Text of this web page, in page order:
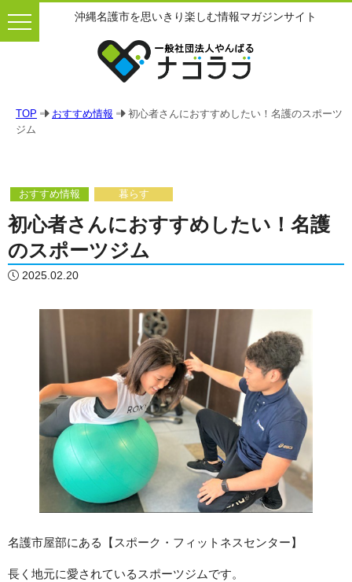
沖縄名護市を思いきり楽しむ情報マガジンサイト
TOP おすすめ情報
初心者さんにおすすめしたい！名護のスポーツ
ジム
おすすめ情報 暮らす
初心者さんにおすすめしたい！名護
のスポーツジム
2025.02.20
名護市屋部にある【スポーク・フィットネスセンター】
長く地元に愛されているスポーツジムです。